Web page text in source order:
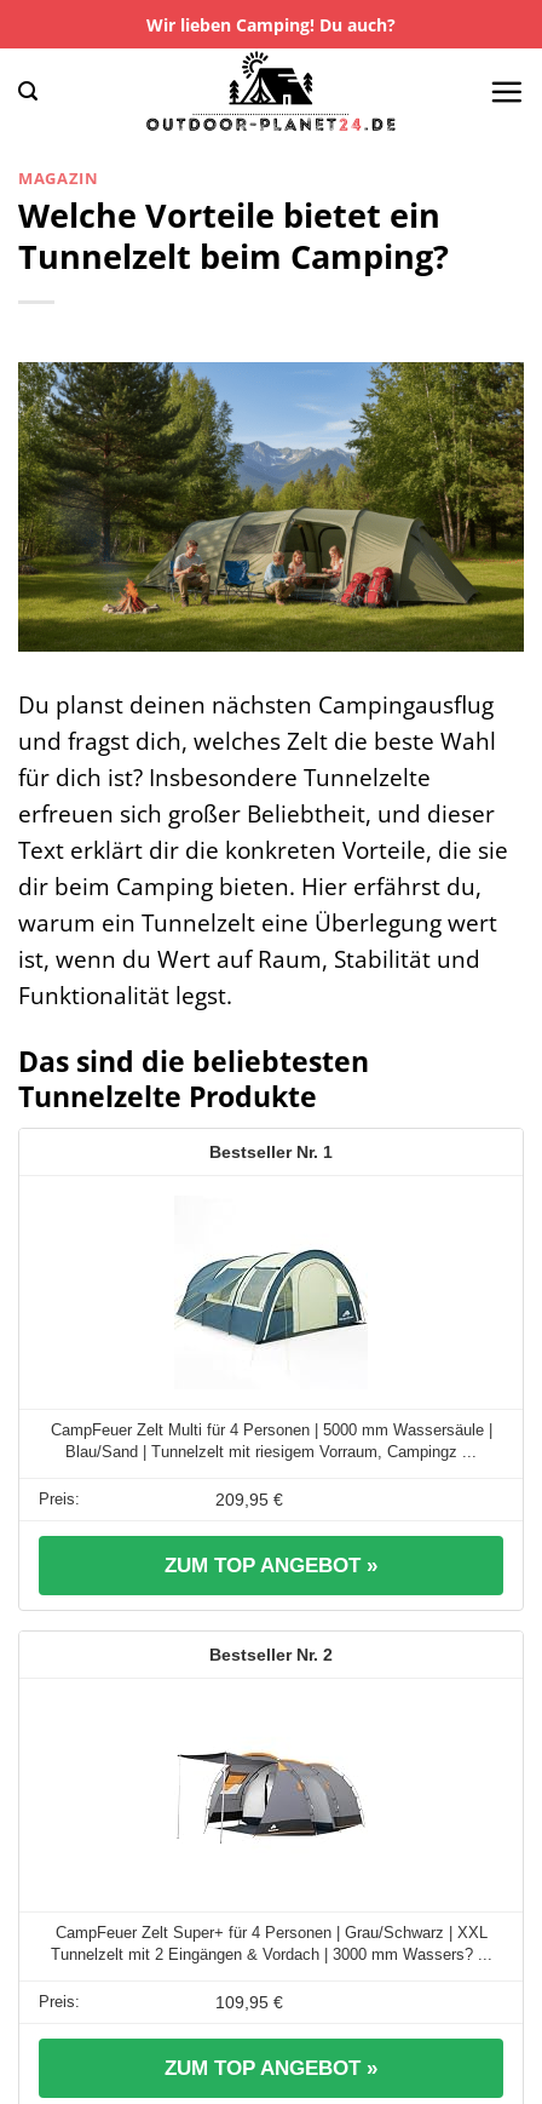
Inhalt
springen
Wir lieben Camping! Du auch?
MAGAZIN
Welche Vorteile bietet ein
Tunnelzelt beim Camping?
Du planst deinen nächsten Campingausflug
und fragst dich, welches Zelt die beste Wahl
für dich ist? Insbesondere Tunnelzelte
erfreuen sich großer Beliebtheit, und dieser
Text erklärt dir die konkreten Vorteile, die sie
dir beim Camping bieten. Hier erfährst du,
warum ein Tunnelzelt eine Überlegung wert
ist, wenn du Wert auf Raum, Stabilität und
Funktionalität legst.
Das sind die beliebtesten
Tunnelzelte Produkte
1
CampFeuer Zelt Multi für 4 Personen | 5000 mm Wassersäule |
Blau/Sand | Tunnelzelt mit riesigem Vorraum, Campingz ...
209,95 €
ZUM TOP ANGEBOT »
2
CampFeuer Zelt Super+ für 4 Personen | Grau/Schwarz | XXL
Tunnelzelt mit 2 Eingängen & Vordach | 3000 mm Wassers? ...
109,95 €
ZUM TOP ANGEBOT »